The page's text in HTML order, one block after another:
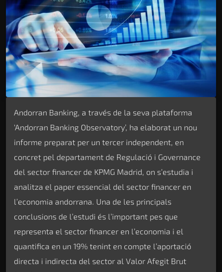
Andorran Banking, a través de la seva plataforma
‘Andorran Banking Observatory’, ha elaborat un nou
informe preparat per un tercer independent, en
concret pel departament de Regulació i Governance
del sector financer de KPMG Madrid, on s’estudia i
analitza el paper essencial del sector financer en
l’economia andorrana. Una de les principals
conclusions de l’estudi és l’important pes que
representa el sector financer en l’economia i el
quantifica en un 19% tenint en compte l’aportació
directa i indirecta del sector al Valor Afegit Brut